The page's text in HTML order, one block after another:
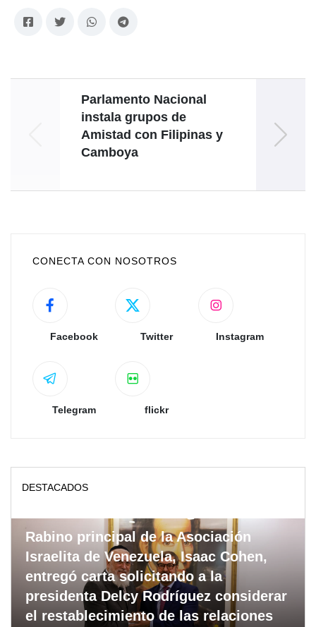
Parlamento Nacional
instala grupos de
Amistad con Filipinas y
Camboya
CONECTA CON NOSOTROS
Facebook Twitter Instagram
Telegram flickr
DESTACADOS
Rabino principal de la Asociación
Israelita de Venezuela, Isaac Cohen,
entregó carta solicitando a la
presidenta Delcy Rodríguez considerar
el restablecimiento de las relaciones